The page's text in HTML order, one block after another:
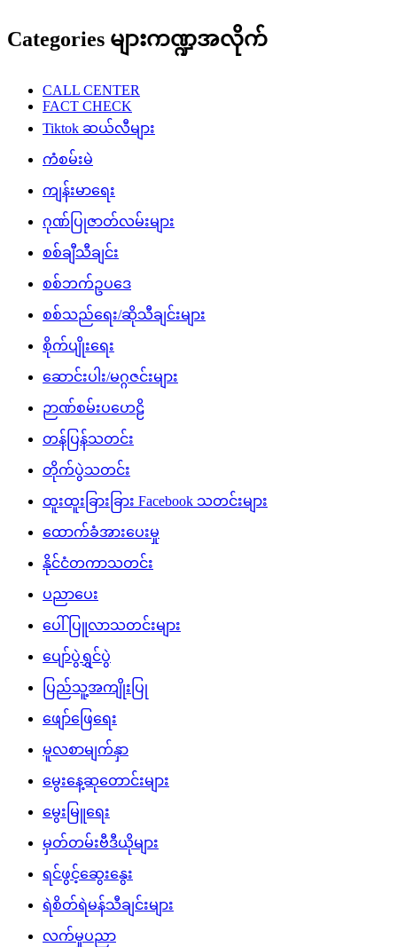
Categories များကဏ္ဍအလိုက်
CALL CENTER
FACT CHECK
Tiktok ဆယ်လီများ
ကံစမ်းမဲ
ကျန်းမာရေး
ဂုဏ်ပြုဇာတ်လမ်းများ
စစ်ချီသီချင်း
စစ်ဘက်ဥပဒေ
စစ်သည်ရေး/ဆိုသီချင်းများ
စိုက်ပျိုးရေး
ဆောင်းပါး/မဂ္ဂဇင်းများ
ဉာဏ်စမ်းပဟေဠိ
တန်ပြန်သတင်း
တိုက်ပွဲသတင်း
ထူးထူးခြားခြား Facebook သတင်းများ
ထောက်ခံအားပေးမှု
နိုင်ငံတကာသတင်း
ပညာပေး
ပေါ်ပြူလာသတင်းများ
ပျော်ပွဲရွှင်ပွဲ
ပြည်သူ့အကျိုးပြု
ဖျော်ဖြေရေး
မူလစာမျက်နှာ
မွေးနေ့ဆုတောင်းများ
မွေးမြူရေး
မှတ်တမ်းဗီဒီယိုများ
ရင်ဖွင့်ဆွေးနွေး
ရဲစိတ်ရဲမန်သီချင်းများ
လက်မှုပညာ